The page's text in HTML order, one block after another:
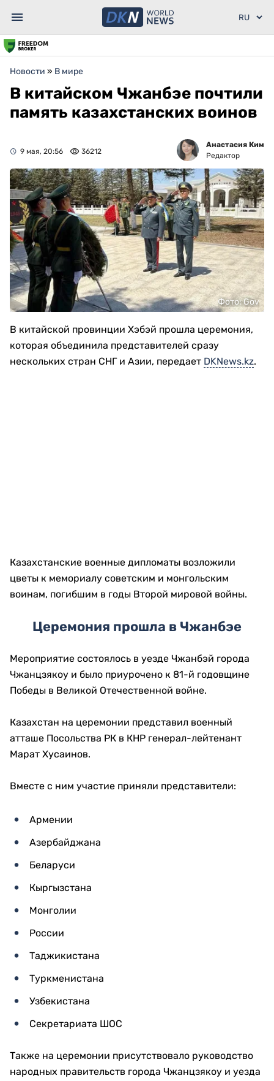
Новости » В мире
В китайском Чжанбэе почтили
память казахстанских воинов
9 мая, 20:56 36212
Анастасия Ким
Редактор
Фото: Gov
В китайской провинции Хэбэй прошла церемония,
которая объединила представителей сразу
нескольких стран СНГ и Азии, передает DKNews.kz.
Казахстанские военные дипломаты возложили
цветы к мемориалу советским и монгольским
воинам, погибшим в годы Второй мировой войны.
Церемония прошла в Чжанбэе
Мероприятие состоялось в уезде Чжанбэй города
Чжанцзякоу и было приурочено к 81-й годовщине
Победы в Великой Отечественной войне.
Казахстан на церемонии представил военный
атташе Посольства РК в КНР генерал-лейтенант
Марат Хусаинов.
Вместе с ним участие приняли представители:
Армении
Азербайджана
Беларуси
Кыргызстана
Монголии
России
Таджикистана
Туркменистана
Узбекистана
Секретариата ШОС
Также на церемонии присутствовало руководство
народных правительств города Чжанцзякоу и уезда